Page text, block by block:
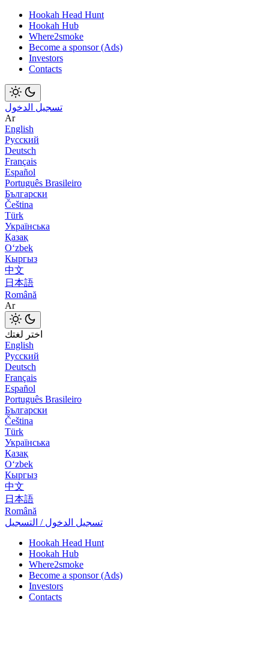
Hookah Head Hunt
Hookah Hub
Where2smoke
Become a sponsor (Ads)
Investors
Contacts
تسجيل الدخول
Ar
English
Русский
Deutsch
Français
Español
Português Brasileiro
Български
Čeština
Türk
Українська
Қазақ
Оʻzbek
Кыргыз
中文
日本語
Română
Ar
اختر لغتك
English
Русский
Deutsch
Français
Español
Português Brasileiro
Български
Čeština
Türk
Українська
Қазақ
Оʻzbek
Кыргыз
中文
日本語
Română
تسجيل الدخول / التسجيل
Hookah Head Hunt
Hookah Hub
Where2smoke
Become a sponsor (Ads)
Investors
Contacts